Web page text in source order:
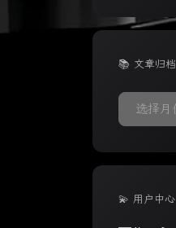
📚 文章归档
📚
文
💫 用户中心